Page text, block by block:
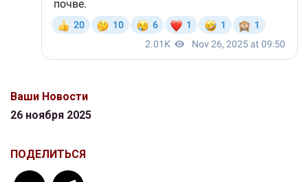
Ваши Новости
26 ноября 2025
ПОДЕЛИТЬСЯ